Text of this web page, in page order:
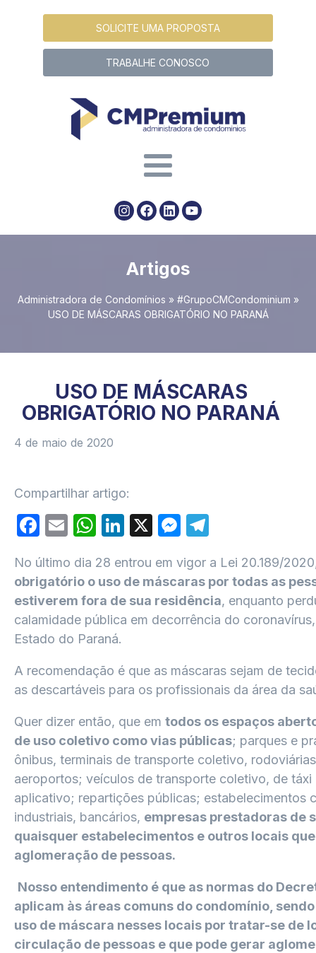
SOLICITE UMA PROPOSTA
TRABALHE CONOSCO
Artigos
Administradora de Condomínios » #GrupoCMCondominium »
USO DE MÁSCARAS OBRIGATÓRIO NO PARANÁ
USO DE MÁSCARAS
OBRIGATÓRIO NO PARANÁ
4 de maio de 2020
Compartilhar artigo:
Facebook
EmailWhatsApp
LinkedIn
X Messenger
No último dia 28 entrou em vigor a Lei 20.189/
obrigatório o uso de máscaras por todas as
estiverem fora de sua residência, enquanto
calamidade pública em decorrência do
Estado do Paraná.
A recomendação é que as máscaras sejam de
as descartáveis para os profissionais da área da
Quer dizer então, que em todos os espaços
de uso coletivo como vias públicas; parques e
ônibus, terminais de transporte coletivo,
aeroportos; veículos de transporte coletivo, de
aplicativo; repartições públicas; estabelecimentos
industriais, bancários, empresas prestadoras de
quaisquer estabelecimentos e outros locais
aglomeração de pessoas.
Nosso entendimento é que as normas do
aplicam às áreas comuns do condomínio,
uso de máscara nesses locais por tratar-se de
circulação de pessoas e que pode gerar